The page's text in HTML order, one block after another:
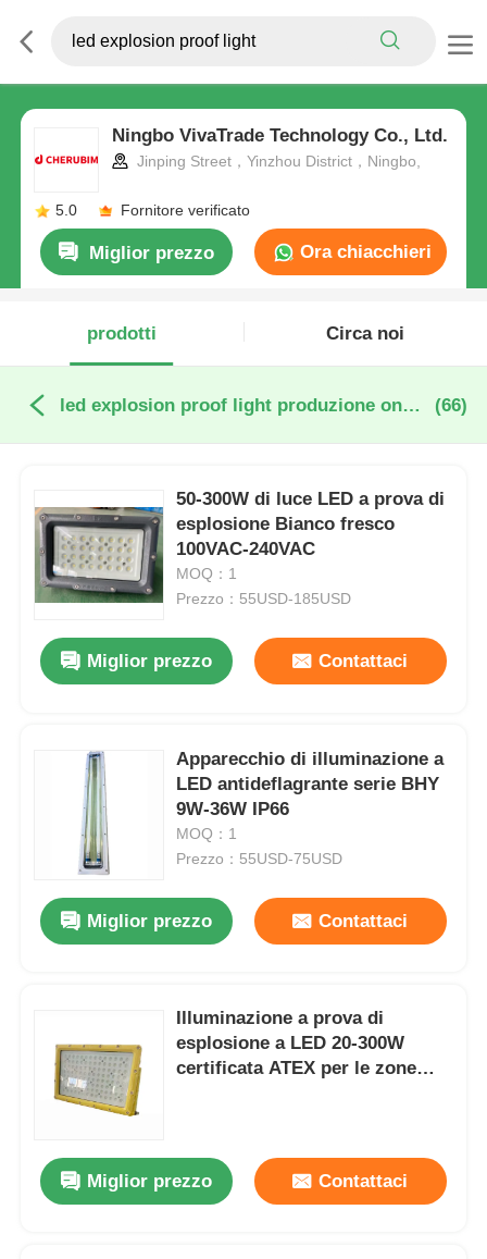
Ningbo VivaTrade Technology Co., Ltd.
Jinping Street，Yinzhou District，Ningbo,
5.0 Fornitore verificato
Miglior prezzo Ora chiacchieri
prodotti Circa noi
led explosion proof light produzione online (66)
50-300W di luce LED a prova di
esplosione Bianco fresco
100VAC-240VAC
MOQ：1
Prezzo：55USD-185USD
Miglior prezzo Contattaci
Apparecchio di illuminazione a
LED antideflagrante serie BHY
9W-36W IP66
MOQ：1
Prezzo：55USD-75USD
Miglior prezzo Contattaci
Illuminazione a prova di
esplosione a LED 20-300W
certificata ATEX per le zone
Miglior prezzo Contattaci